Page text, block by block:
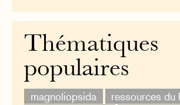
Thématiques
populaires
magnoliopsida
ressources du